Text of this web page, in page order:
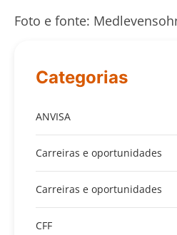
Foto e fonte:
Categorias
ANVISA
Carreiras e oportunidades
Carreiras e oportunidades
CFF